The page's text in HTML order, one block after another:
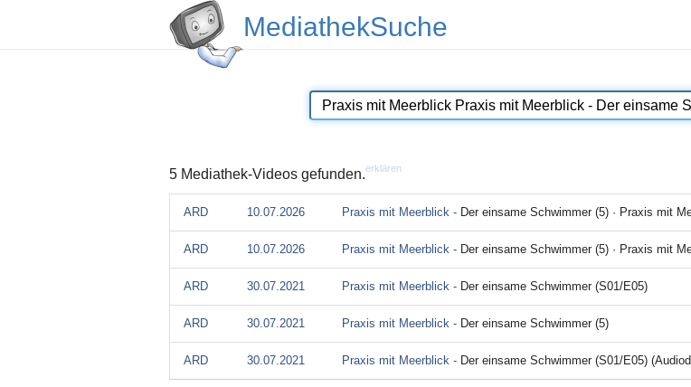
MediathekSuche
5 Mediathek-Videos gefunden.erklären
ARD 10.07.2026 Praxis mit Meerblick - Der einsame Schwimmer (5) · Praxis mit
ARD 10.07.2026 Praxis mit Meerblick - Der einsame Schwimmer (5) · Praxis mit
ARD 30.07.2021 Praxis mit Meerblick - Der einsame Schwimmer (S01/E05)
ARD 30.07.2021 Praxis mit Meerblick - Der einsame Schwimmer (5)
ARD 30.07.2021 Praxis mit Meerblick - Der einsame Schwimmer (S01/E05)